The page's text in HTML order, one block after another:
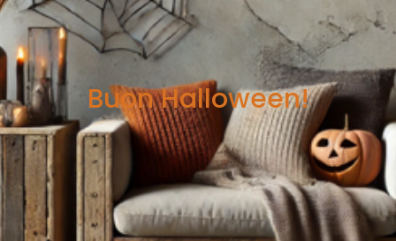
Buon Halloween!